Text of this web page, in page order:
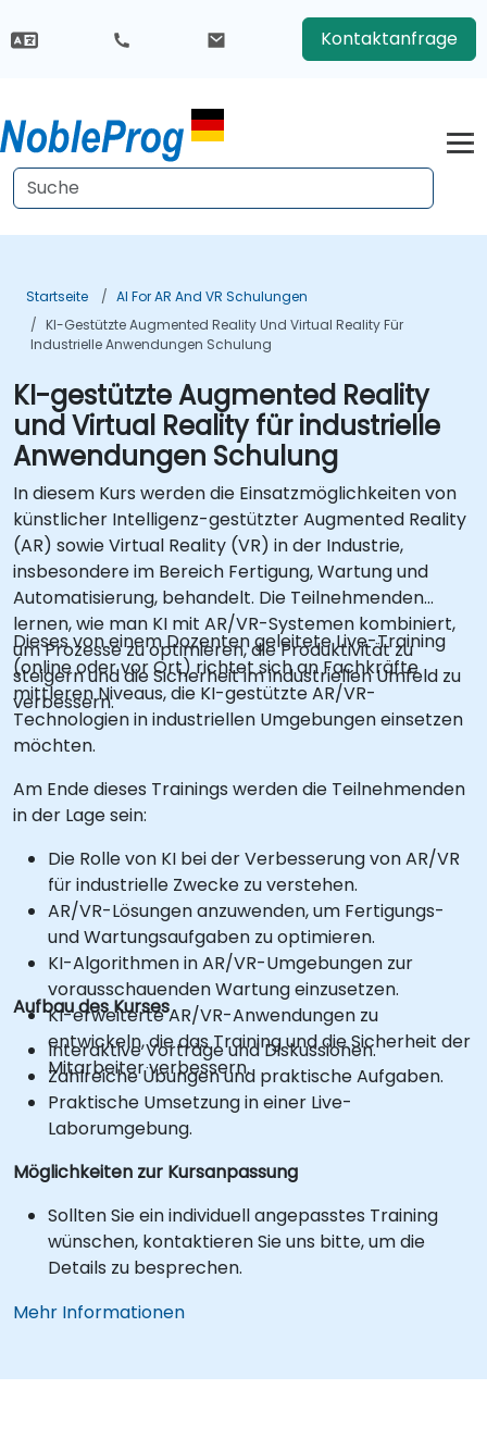
Kontaktanfrage
Startseite
AI For AR And VR Schulungen
KI-Gestützte Augmented Reality Und Virtual Reality Für
Industrielle Anwendungen Schulung
KI-gestützte Augmented Reality
und Virtual Reality für industrielle
Anwendungen Schulung
In diesem Kurs werden die Einsatzmöglichkeiten von
künstlicher Intelligenz-gestützter Augmented Reality
(AR) sowie Virtual Reality (VR) in der Industrie,
insbesondere im Bereich Fertigung, Wartung und
Automatisierung, behandelt. Die Teilnehmenden
lernen, wie man KI mit AR/VR-Systemen kombiniert,
um Prozesse zu optimieren, die Produktivität zu
steigern und die Sicherheit im industriellen Umfeld zu
verbessern.
Dieses von einem Dozenten geleitete Live-Training
(online oder vor Ort) richtet sich an Fachkräfte
mittleren Niveaus, die KI-gestützte AR/VR-
Technologien in industriellen Umgebungen einsetzen
möchten.
Am Ende dieses Trainings werden die Teilnehmenden
in der Lage sein:
Die Rolle von KI bei der Verbesserung von AR/VR
für industrielle Zwecke zu verstehen.
AR/VR-Lösungen anzuwenden, um Fertigungs-
und Wartungsaufgaben zu optimieren.
KI-Algorithmen in AR/VR-Umgebungen zur
vorausschauenden Wartung einzusetzen.
KI-erweiterte AR/VR-Anwendungen zu
entwickeln, die das Training und die Sicherheit der
Mitarbeiter verbessern.
Aufbau des Kurses
Interaktive Vorträge und Diskussionen.
Zahlreiche Übungen und praktische Aufgaben.
Praktische Umsetzung in einer Live-
Laborumgebung.
Möglichkeiten zur Kursanpassung
Sollten Sie ein individuell angepasstes Training
wünschen, kontaktieren Sie uns bitte, um die
Details zu besprechen.
Mehr Informationen